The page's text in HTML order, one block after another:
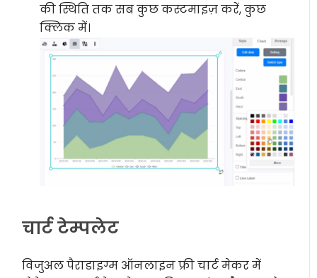
की स्थिति तक सब कुछ कस्टमाइज़ करें, कुछ
क्लिक में।
चार्ट टेम्पलेट
विजुअल पैराडाइग्म ऑनलाइन फ्री चार्ट मेकर में